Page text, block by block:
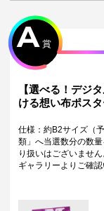
A 賞
【選べる！デジ
ける想い布ポス
仕様：約B2サイズ（
類」へ当選数分の数
り扱いはございませ
ギャラリーよりご確認